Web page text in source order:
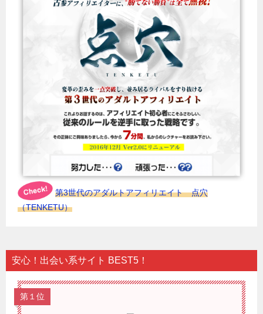
第3世代のアダルトアフィリエイト 点穴
（TENKETU）
安心！出会い系サイト BEST5！
第１位